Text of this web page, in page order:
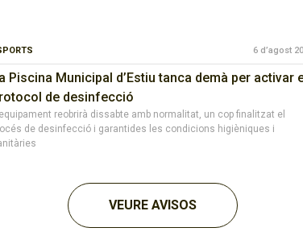
6 d’agost
Piscina Municipal d’Estiu tanca demà per activar
de desinfecció
reobrirà dissabte amb normalitat, un cop finalitzat el
de desinfecció i garantides les condicions higièniques i
VEURE AVISOS